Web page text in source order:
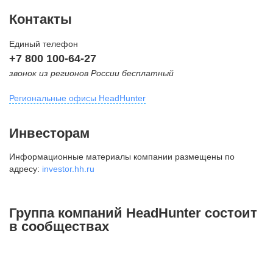
Контакты
Единый телефон
+7 800 100-64-27
звонок из регионов России бесплатный
Региональные офисы HeadHunter
внутригородская территория
Муниципальный округ Тверской,
2-я Брестская ул., д. 48,
+7 495 980-64-27
Инвесторам
Информационные материалы компании размещены по
адресу: investor.hh.ru
Группа компаний HeadHunter состоит
в сообществах